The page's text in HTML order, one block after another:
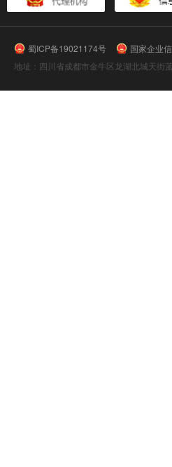
蜀ICP备19021174号 国家企业
地址：四川省成都市金牛区龙湖北城天